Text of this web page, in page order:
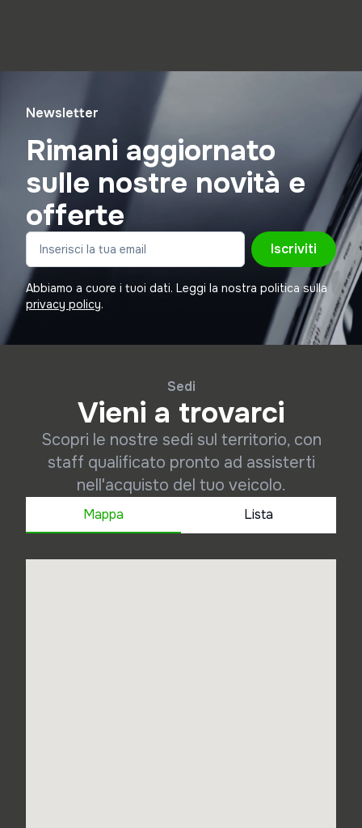
Newsletter
Rimani aggiornato
sulle nostre novità e
offerte
Iscriviti
Abbiamo a cuore i tuoi dati. Leggi la nostra politica sulla
privacy policy.
Sedi
Vieni a trovarci
Scopri le nostre sedi sul territorio, con
staff qualificato pronto ad assisterti
nell'acquisto del tuo veicolo.
Mappa Lista